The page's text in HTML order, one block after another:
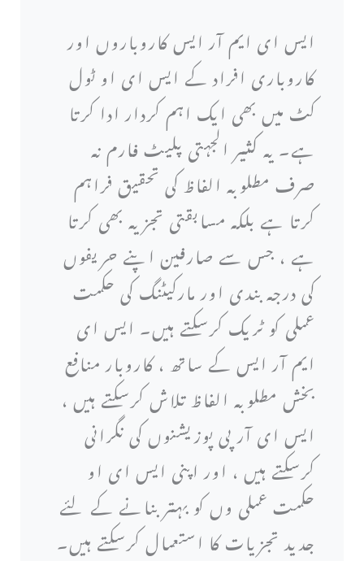
ایس ای ایم آر ایس کاروباروں اور
کاروباری افراد کے ایس ای او ٹول
کٹ میں بھی ایک اہم کردار ادا کرتا
ہے۔ یہ کثیر الجہتی پلیٹ فارم نہ
صرف مطلوبہ الفاظ کی تحقیق فراہم
کرتا ہے بلکہ مسابقتی تجزیہ بھی کرتا
ہے ، جس سے صارفین اپنے حریفوں
کی درجہ بندی اور مارکیٹنگ کی حکمت
عملی کو ٹریک کرسکتے ہیں۔ ایس ای
ایم آر ایس کے ساتھ ، کاروبار منافع
بخش مطلوبہ الفاظ تلاش کرسکتے ہیں ،
ایس ای آر پی پوزیشنوں کی نگرانی
کرسکتے ہیں ، اور اپنی ایس ای او
حکمت عملی وں کو بہتر بنانے کے لئے
جدید تجزیات کا استعمال کرسکتے ہیں۔